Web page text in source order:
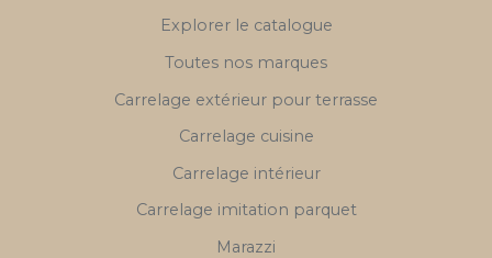
Explorer le catalogue
Toutes nos marques
Carrelage extérieur pour terrasse
Carrelage cuisine
Carrelage intérieur
Carrelage imitation parquet
Marazzi